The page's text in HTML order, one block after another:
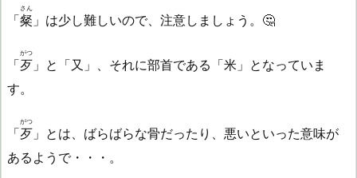
「粲
さん
」は少し難しいので、注意しましょう。🤔
「歹
がつ
」と「又」、それに部首である「米」となっていま
す。
「歹
がつ
」とは、ばらばらな骨だったり、悪いといった意味が
あるようで・・・。